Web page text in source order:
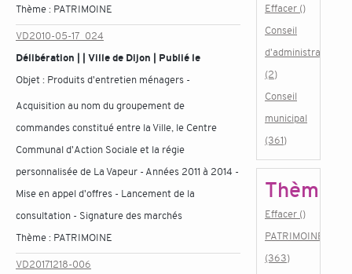
Thème : PATRIMOINE
VD2010-05-17_024
Délibération | | Ville de Dijon | Publié le
Objet : Produits d'entretien ménagers -
Acquisition au nom du groupement de
commandes constitué entre la Ville, le Centre
Communal d'Action Sociale et la régie
personnalisée de La Vapeur - Années 2011 à 2014 -
Mise en appel d'offres - Lancement de la
consultation - Signature des marchés
Thème : PATRIMOINE
VD20171218-006
Effacer ()
Conseil
d'administration
(2)
Conseil
municipal
(361)
Thème
Effacer ()
PATRIMOINE
(363)